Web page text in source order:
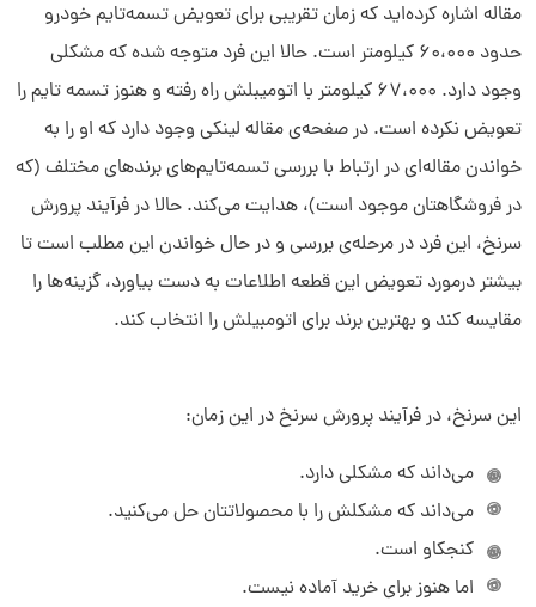
مقاله اشاره کرده‌اید که زمان تقریبی برای تعویض تسمه‌تایم خودرو
حدود 60،000 کیلومتر است. حالا این فرد متوجه شده که مشکلی
وجود دارد. 67،000 کیلومتر با اتومیبلش راه رفته و هنوز تسمه تایم را
تعویض نکرده است. در صفحه‌ی مقاله لینکی وجود دارد که او را به
خواندن مقاله‌ای در ارتباط با بررسی تسمه‌تایم‌های برندهای مختلف (که
در فروشگاهتان موجود است)، هدایت می‌کند. حالا در فرآیند پرورش
سرنخ، این فرد در مرحله‌ی بررسی و در حال خواندن این مطلب است تا
بیشتر درمورد تعویض این قطعه اطلاعات به دست بیاورد، گزینه‌ها را
مقایسه کند و بهترین برند برای اتومبیلش را انتخاب کند.
این سرنخ، در فرآیند پرورش سرنخ در این زمان:
می‌داند که مشکلی دارد.
می‌داند که مشکلش را با محصولاتتان حل می‌کنید.
کنجکاو است.
اما هنوز برای خرید آماده نیست.